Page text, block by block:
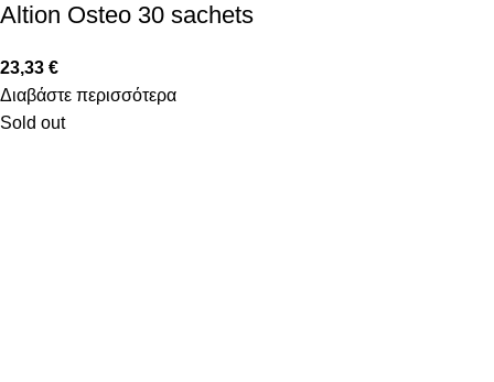
Altion Osteo 30 sachets
23,33 €
Διαβάστε περισσότερα
Sold out